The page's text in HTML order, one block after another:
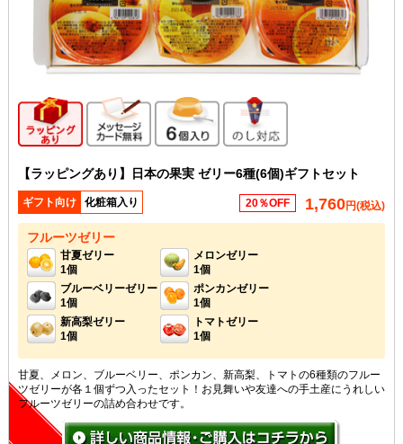
ギフト向け商品メッセージカード無料
6個入り のし対応
【ラッピングあり】日本の果実 ゼリー6種(6個)ギフトセット
ギフト向け 化粧箱入り 20％OFF 1,760円(税込)
フルーツゼリー
甘夏ゼリー
1個
メロンゼリー
1個
ブルーベリーゼリー
1個
ポンカンゼリー
1個
新高梨ゼリー
1個
トマトゼリー
1個
甘夏、メロン、ブルーベリー、ポンカン、新高梨、トマトの6種類のフルー
ツゼリーが各１個ずつ入ったセット！お見舞いや友達への手土産にうれしい
フルーツゼリーの詰め合わせです。